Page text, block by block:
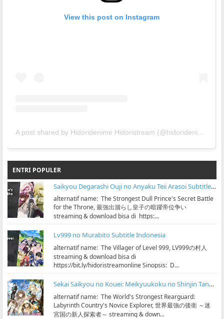
View this post on Instagram
A post shared by Hidoridenime Hidoristream (@hidoridenime)
ENTRI POPULER
Saikyou Degarashi Ouji no Anyaku Teii Arasoi Subtitle Indonesia
alternatif name: The Strongest Dull Prince's Secret Battle
for the Throne, 最強出涸らし皇子の暗躍帝位争い
streaming & download bisa di https:...
Lv999 no Murabito Subtitle Indonesia
alternatif name: The Villager of Level 999, LV999の村人
streaming & download bisa di
https://bit.ly/hidoristreamonline Sinopsis: D...
Sekai Saikyou no Kouei: Meikyuukoku no Shinjin Tansakusha Subtitle Indonesia
alternatif name: The World's Strongest Rearguard:
Labyrinth Country's Novice Explorer, 世界最強の後衛 ～迷
宮国の新人探索者～ streaming & down...